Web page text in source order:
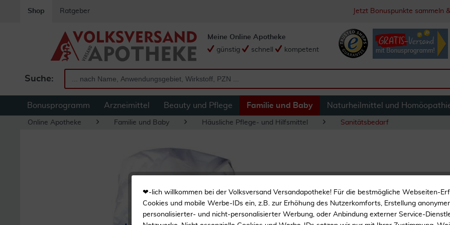
Shop Ratgeber Jetzt Bonuspunkte sammeln
Suche:
Meine Online Apotheke
günstig
schnell kompetent
Bonusprogramm Arzneimittel Beauty und Pflege Familie und Baby Naturheilmittel und
Online Apotheke Familie und Baby Häusliche Pflege- und Hilfsmittel Sanitätsbedarf
Kolibri Comwash
50 Stück
❤-lich willkommen bei der Volksversand Versandapotheke! Für die bestmögliche Webseiten-
Cookies und mobile Werbe-IDs ein, z.B. zur Erhöhung des Nutzerkomforts, Erstellung
personalisierter- und nicht-personalisierter Werbung, oder Anbindung externer Service-